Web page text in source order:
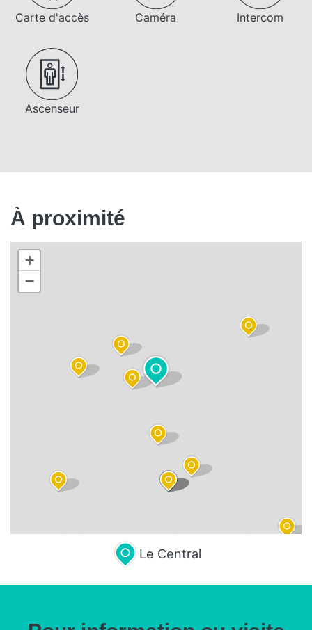
Carte d'accès Caméra Intercom
Ascenseur
À proximité
+
−
Mapbox
Le Central